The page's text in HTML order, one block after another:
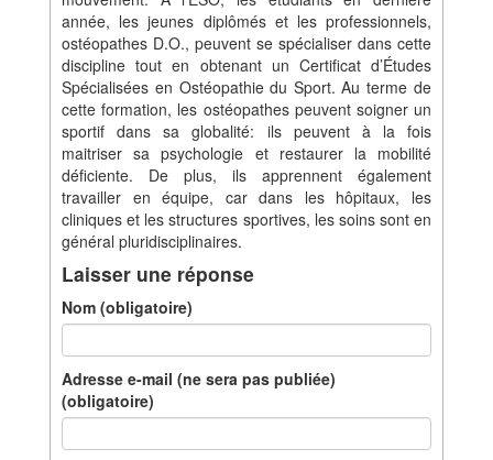
année, les jeunes diplômés et les professionnels,
ostéopathes D.O., peuvent se spécialiser dans cette
discipline tout en obtenant un Certificat d’Études
Spécialisées en Ostéopathie du Sport. Au terme de
cette formation, les ostéopathes peuvent soigner un
sportif dans sa globalité: ils peuvent à la fois
maitriser sa psychologie et restaurer la mobilité
déficiente. De plus, ils apprennent également
travailler en équipe, car dans les hôpitaux, les
cliniques et les structures sportives, les soins sont en
général pluridisciplinaires.
Laisser une réponse
Nom (obligatoire)
Adresse e-mail (ne sera pas publiée)
(obligatoire)